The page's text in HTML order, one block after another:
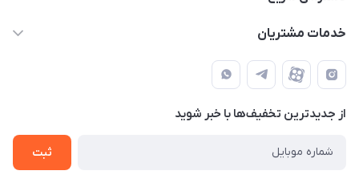
حضوری از قبل با پشتیبان های فروشگاه هماهنگ کنید)
حساب کاربری
لیست محصولات
تماس با ما
خدمات مشتریان
قوانین و مقررات
حریم خصوصی
راهنما
از جدید‌ترین تخفیف‌ها با‌ خبر شوید
ثبت